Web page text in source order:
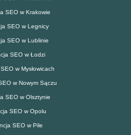
SEO w Krakowie
SEO w Legnicy
SEO w Lublinie
SEO w Łodzi
w Mysłowicach
w Nowym Sączu
SEO w Olsztynie
SEO w Opolu
SEO w Pile